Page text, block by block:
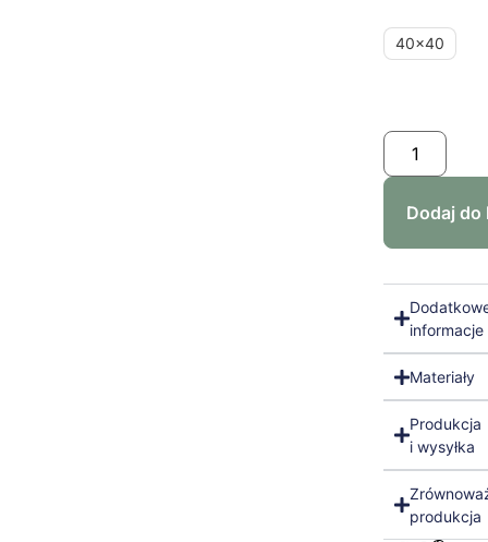
40x40
Dodaj do
informacje
Materiały
Produkcja
i wysyłka
produkcja